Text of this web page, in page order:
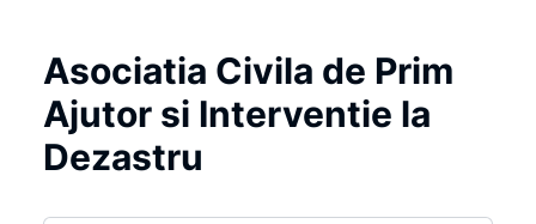
Asociatia Civila de Prim
Ajutor si Interventie la
Dezastru